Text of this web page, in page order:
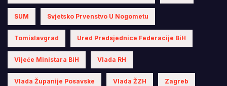
SUM Svjetsko Prvenstvo U Nogometu
Tomislavgrad Ured Predsjednice Federacije BiH
Vijeće Ministara BiH Vlada RH
Vlada Županije Posavske Vlada ŽZH Zagreb